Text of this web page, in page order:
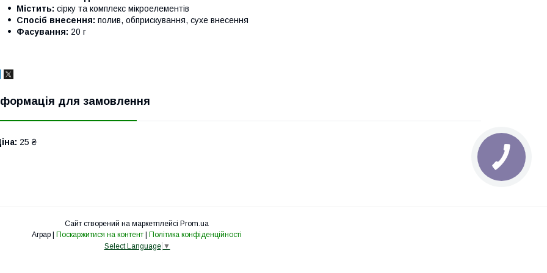
Містить: сірку та комплекс мікроелементів
Спосіб внесення: полив, обприскування, сухе внесення
Фасування: 20 г
для замовлення
25 ₴
Сайт створений на маркетплейсі Prom.ua
Поскаржитися на контент
Політика конфіденційності
Select Language ▼